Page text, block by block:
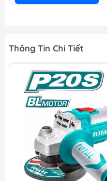
Thông Tin Chi Tiết